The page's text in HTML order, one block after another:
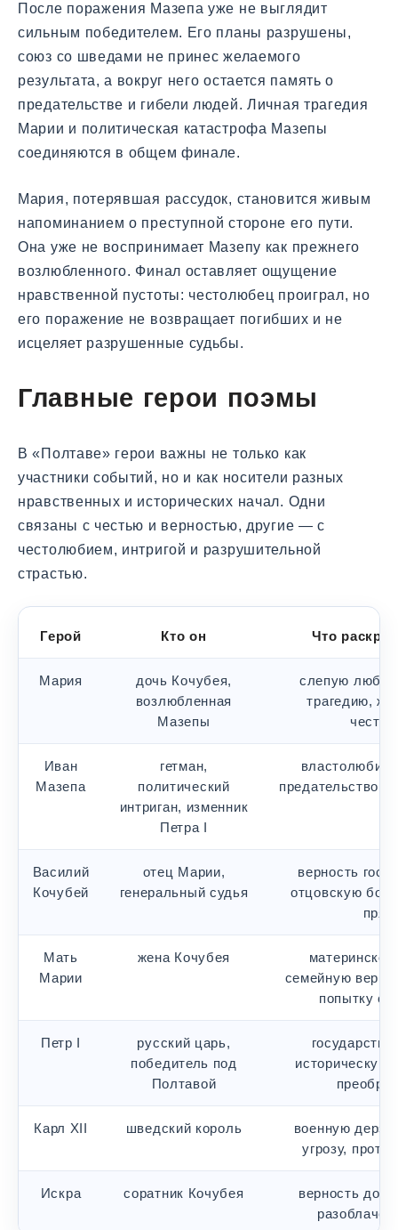
После поражения Мазепа уже не выглядит
сильным победителем. Его планы разрушены,
союз со шведами не принес желаемого
результата, а вокруг него остается память о
предательстве и гибели людей. Личная трагедия
Марии и политическая катастрофа Мазепы
соединяются в общем финале.
Мария, потерявшая рассудок, становится живым
напоминанием о преступной стороне его пути.
Она уже не воспринимает Мазепу как прежнего
возлюбленного. Финал оставляет ощущение
нравственной пустоты: честолюбец проиграл, но
его поражение не возвращает погибших и не
исцеляет разрушенные судьбы.
Главные герои поэмы
В «Полтаве» герои важны не только как
участники событий, но и как носители разных
нравственных и исторических начал. Одни
связаны с честью и верностью, другие — с
честолюбием, интригой и разрушительной
страстью.
Герой Кто он Что
Мария
дочь Кочубея,
возлюбленная
Мазепы
слепую
трагедию,
Иван
Мазепа
гетман,
политический
интриган, изменник
Петра I
властолюбие,
предательство,
Василий
Кочубей
отец Марии,
генеральный судья
верность
отцовскую
Мать
Марии
жена Кочубея
семейную
попытку
Петр I
русский царь,
победитель под
Полтавой
историческую
Карл XII шведский король
военную
угрозу,
Искра соратник Кочубея
верность